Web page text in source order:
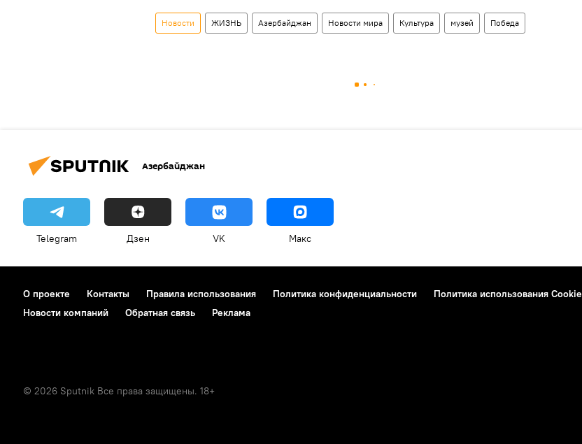
Новости ЖИЗНЬ Азербайджан Новости мира Культура музей Победа
Азербайджан
Telegram Дзен VK Макс
О проекте Контакты Правила использования Политика конфиденциальности Политика использования Cookie
Новости компаний
Обратная связь Реклама
© 2026 Sputnik Все права защищены. 18+